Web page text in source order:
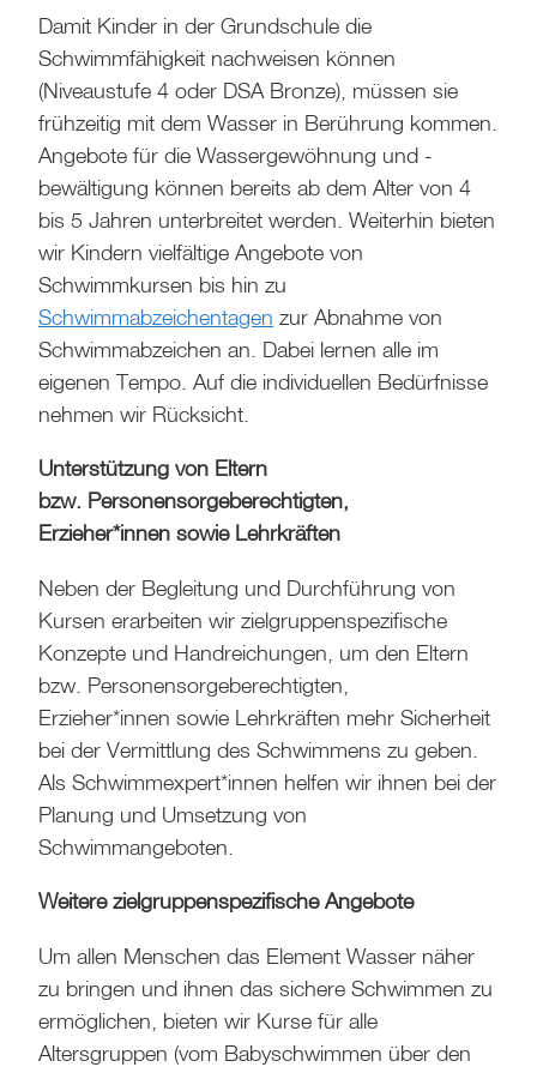
Damit Kinder in der Grundschule die
Schwimmfähigkeit nachweisen können
(Niveaustufe 4 oder DSA Bronze), müssen sie
frühzeitig mit dem Wasser in Berührung kommen.
Angebote für die Wassergewöhnung und -
bewältigung können bereits ab dem Alter von 4
bis 5 Jahren unterbreitet werden. Weiterhin bieten
wir Kindern vielfältige Angebote von
Schwimmkursen bis hin zu
Schwimmabzeichentagen zur Abnahme von
Schwimmabzeichen an. Dabei lernen alle im
eigenen Tempo. Auf die individuellen Bedürfnisse
nehmen wir Rücksicht.
Unterstützung von Eltern
bzw. Personensorgeberechtigten,
Erzieher*innen sowie Lehrkräften
Neben der Begleitung und Durchführung von
Kursen erarbeiten wir zielgruppenspezifische
Konzepte und Handreichungen, um den Eltern
bzw. Personensorgeberechtigten,
Erzieher*innen sowie Lehrkräften mehr Sicherheit
bei der Vermittlung des Schwimmens zu geben.
Als Schwimmexpert*innen helfen wir ihnen bei der
Planung und Umsetzung von
Schwimmangeboten.
Weitere zielgruppenspezifische Angebote
Um allen Menschen das Element Wasser näher
zu bringen und ihnen das sichere Schwimmen zu
ermöglichen, bieten wir Kurse für alle
Altersgruppen (vom Babyschwimmen über den